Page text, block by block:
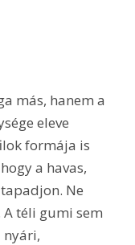
más, hanem a
eleve
formája is
a havas,
Ne
A téli gumi sem
nyári,